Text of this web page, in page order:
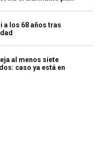
a los 68 años tras
al menos siete
caso ya está en